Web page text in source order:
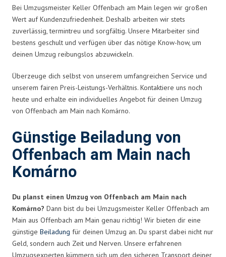
Bei Umzugsmeister Keller Offenbach am Main legen wir großen
Wert auf Kundenzufriedenheit. Deshalb arbeiten wir stets
zuverlässig, termintreu und sorgfältig. Unsere Mitarbeiter sind
bestens geschult und verfügen über das nötige Know-how, um
deinen Umzug reibungslos abzuwickeln.
Überzeuge dich selbst von unserem umfangreichen Service und
unserem fairen Preis-Leistungs-Verhältnis. Kontaktiere uns noch
heute und erhalte ein individuelles Angebot für deinen Umzug
von Offenbach am Main nach Komárno.
Günstige Beiladung von
Offenbach am Main nach
Komárno
Du planst einen Umzug von Offenbach am Main nach
Komárno? Dann bist du bei Umzugsmeister Keller Offenbach am
Main aus Offenbach am Main genau richtig! Wir bieten dir eine
günstige Beiladung für deinen Umzug an. Du sparst dabei nicht nur
Geld, sondern auch Zeit und Nerven. Unsere erfahrenen
Umzugsexperten kümmern sich um den sicheren Transport deiner